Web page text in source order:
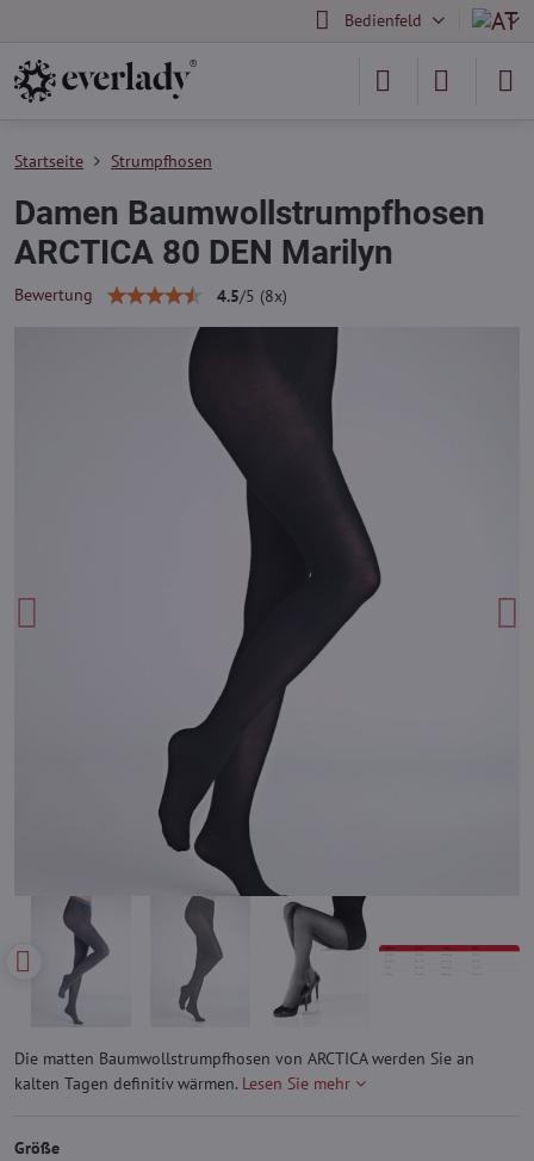
Bedienfeld
Startseite Strumpfhosen
Damen Baumwollstrumpfhosen
ARCTICA 80 DEN Marilyn
Bewertung 4.5/5 (8x)
Die matten Baumwollstrumpfhosen von ARCTICA werden Sie an
kalten Tagen definitiv wärmen. Lesen Sie mehr
Größe